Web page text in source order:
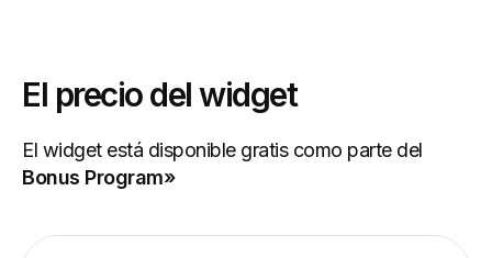
El precio del widget
El widget está disponible gratis como parte del
Bonus Program»